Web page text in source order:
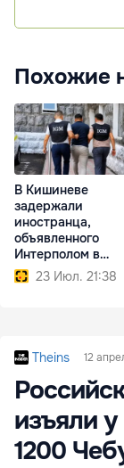
Похожие
В Кишиневе
задержали
иностранца,
объявленного
Интерполом в
международный
розыск
23 Июл. 21:38
Theins 12
изъяли
1200